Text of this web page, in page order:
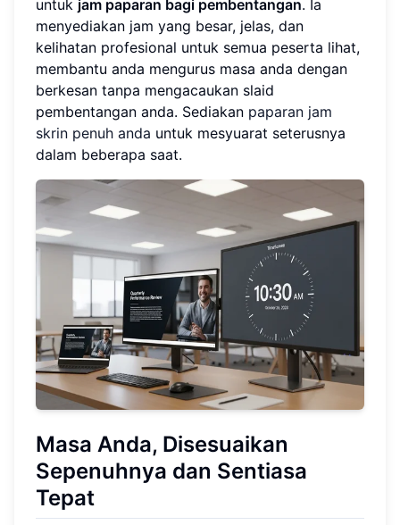
untuk jam paparan bagi pembentangan. Ia
menyediakan jam yang besar, jelas, dan
kelihatan profesional untuk semua peserta lihat,
membantu anda mengurus masa anda dengan
berkesan tanpa mengacaukan slaid
pembentangan anda. Sediakan paparan jam
skrin penuh anda untuk mesyuarat seterusnya
dalam beberapa saat.
Masa Anda, Disesuaikan
Sepenuhnya dan Sentiasa
Tepat